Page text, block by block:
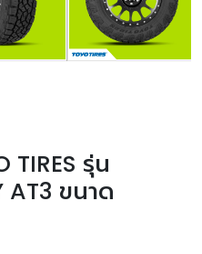
TIRES รุ่น
AT3 ขนาด